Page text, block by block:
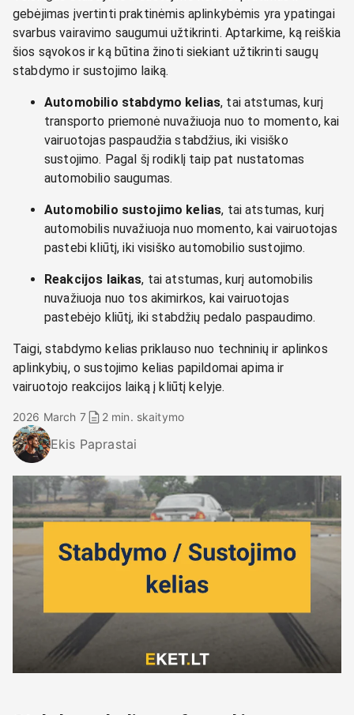
gebėjimas įvertinti praktinėmis aplinkybėmis yra ypatingai
svarbus vairavimo saugumui užtikrinti. Aptarkime, ką reiškia
šios sąvokos ir ką būtina žinoti siekiant užtikrinti saugų
stabdymo ir sustojimo laiką.
Automobilio stabdymo kelias, tai atstumas, kurį
transporto priemonė nuvažiuoja nuo to momento, kai
vairuotojas paspaudžia stabdžius, iki visiško
sustojimo. Pagal šį rodiklį taip pat nustatomas
automobilio saugumas.
Automobilio sustojimo kelias, tai atstumas, kurį
automobilis nuvažiuoja nuo momento, kai vairuotojas
pastebi kliūtį, iki visiško automobilio sustojimo.
Reakcijos laikas, tai atstumas, kurį automobilis
nuvažiuoja nuo tos akimirkos, kai vairuotojas
pastebėjo kliūtį, iki stabdžių pedalo paspaudimo.
Taigi, stabdymo kelias priklauso nuo techninių ir aplinkos
aplinkybių, o sustojimo kelias papildomai apima ir
vairuotojo reakcijos laiką į kliūtį kelyje.
Ekis Paprastai
2026 March 7 2 min. skaitymo